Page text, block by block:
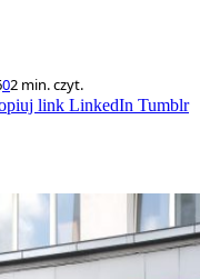
02 min. czyt.
link LinkedIn Tumblr